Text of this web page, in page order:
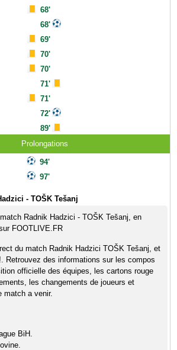
68'
68'
69'
70'
70'
71'
71'
72'
89'
Prolongations
94'
97'
- TOŠK Tešanj
Radnik Hadzici - TOŠK Tešanj, en
FOOTLIVE.FR
du match Radnik Hadzici TOŠK Tešanj, et
Retrouvez des informations sur les compos
officielle des équipes, les cartons rouge
les changements de joueurs et
match a venir.
BiH.